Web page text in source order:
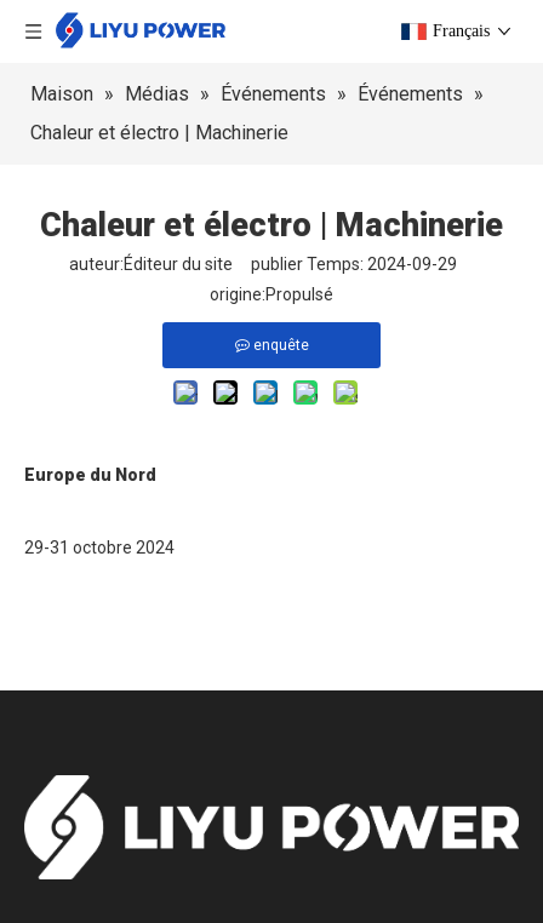
Français
Maison » Médias » Événements » Événements »
Chaleur et électro | Machinerie
Chaleur et électro | Machinerie
auteur:Éditeur du site publier Temps: 2024-09-29
origine:Propulsé
enquête
Europe du Nord
29-31 octobre 2024